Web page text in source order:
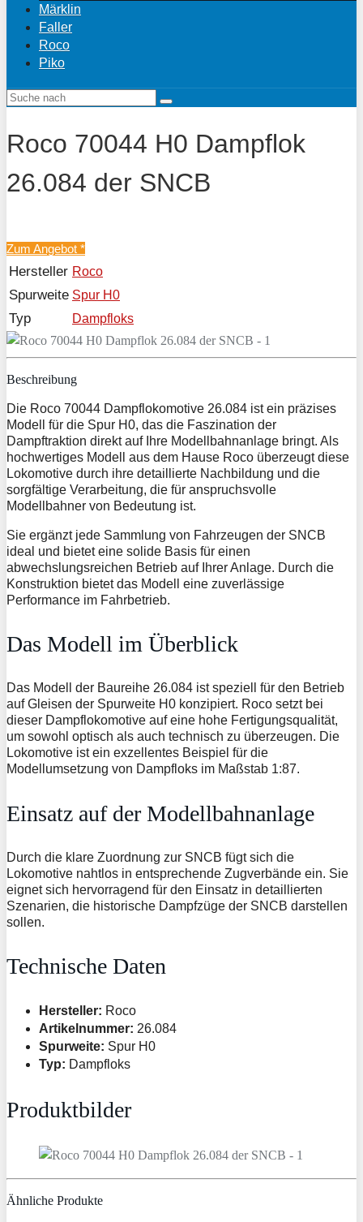
Märklin
Faller
Roco
Piko
Roco 70044 H0 Dampflok
26.084 der SNCB
Zum Angebot *
Hersteller Roco
Spurweite Spur H0
Typ Dampfloks
Beschreibung
Die Roco 70044 Dampflokomotive 26.084 ist ein präzises
Modell für die Spur H0, das die Faszination der
Dampftraktion direkt auf Ihre Modellbahnanlage bringt. Als
hochwertiges Modell aus dem Hause Roco überzeugt diese
Lokomotive durch ihre detaillierte Nachbildung und die
sorgfältige Verarbeitung, die für anspruchsvolle
Modellbahner von Bedeutung ist.
Sie ergänzt jede Sammlung von Fahrzeugen der SNCB
ideal und bietet eine solide Basis für einen
abwechslungsreichen Betrieb auf Ihrer Anlage. Durch die
Konstruktion bietet das Modell eine zuverlässige
Performance im Fahrbetrieb.
Das Modell im Überblick
Das Modell der Baureihe 26.084 ist speziell für den Betrieb
auf Gleisen der Spurweite H0 konzipiert. Roco setzt bei
dieser Dampflokomotive auf eine hohe Fertigungsqualität,
um sowohl optisch als auch technisch zu überzeugen. Die
Lokomotive ist ein exzellentes Beispiel für die
Modellumsetzung von Dampfloks im Maßstab 1:87.
Einsatz auf der Modellbahnanlage
Durch die klare Zuordnung zur SNCB fügt sich die
Lokomotive nahtlos in entsprechende Zugverbände ein. Sie
eignet sich hervorragend für den Einsatz in detaillierten
Szenarien, die historische Dampfzüge der SNCB darstellen
sollen.
Technische Daten
Hersteller: Roco
Artikelnummer: 26.084
Spurweite: Spur H0
Typ: Dampfloks
Produktbilder
Ähnliche Produkte